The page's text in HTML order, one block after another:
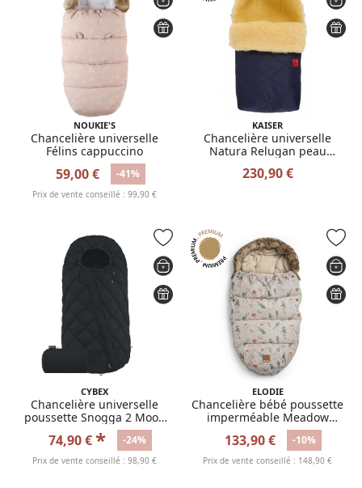
NOUKIE'S
Chancelière universelle
Félins cappuccino
59,00 € -41%
Prix de vente conseillé : 99,90 €
KAISER
Chancelière universelle
Natura Relugan peau
230,90 €
CYBEX
Chancelière universelle
poussette Snogga 2 Moon
Black
74,90 €* -24%
Prix de vente conseillé : 98,90 €
ELODIE
Chancelière bébé poussette
imperméable Meadow
Blossom
133,90 € -10%
Prix de vente conseillé : 148,90 €